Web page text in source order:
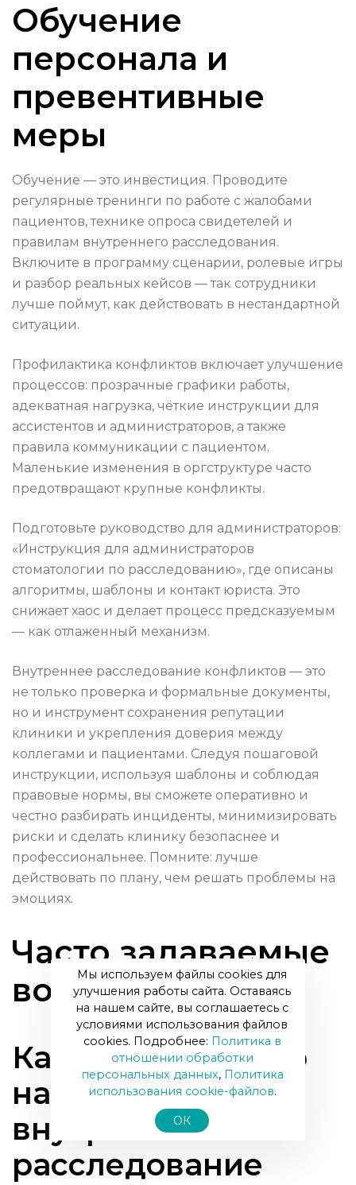
Обучение
персонала и
превентивные
меры
Обучение — это инвестиция. Проводите
регулярные тренинги по работе с жалобами
пациентов, технике опроса свидетелей и
правилам внутреннего расследования.
Включите в программу сценарии, ролевые игры
и разбор реальных кейсов — так сотрудники
лучше поймут, как действовать в нестандартной
ситуации.
Профилактика конфликтов включает улучшение
процессов: прозрачные графики работы,
адекватная нагрузка, чёткие инструкции для
ассистентов и администраторов, а также
правила коммуникации с пациентом.
Маленькие изменения в оргструктуре часто
предотвращают крупные конфликты.
Подготовьте руководство для администраторов:
«Инструкция для администраторов
стоматологии по расследованию», где описаны
алгоритмы, шаблоны и контакт юриста. Это
снижает хаос и делает процесс предсказуемым
— как отлаженный механизм.
Внутреннее расследование конфликтов — это
не только проверка и формальные документы,
но и инструмент сохранения репутации
клиники и укрепления доверия между
коллегами и пациентами. Следуя пошаговой
инструкции, используя шаблоны и соблюдая
правовые нормы, вы сможете оперативно и
честно разбирать инциденты, минимизировать
риски и сделать клинику безопаснее и
профессиональнее. Помните: лучше
действовать по плану, чем решать проблемы на
эмоциях.
Часто задаваемые
вопросы
Как быстро нужно
начинать
внутреннее
расследование
Мы используем файлы cookies для
улучшения работы сайта. Оставаясь
на нашем сайте, вы соглашаетесь с
условиями использования файлов
cookies. Подробнее: Политика в
отношении обработки
персональных данных, Политика
использования сookie-файлов.
ОК